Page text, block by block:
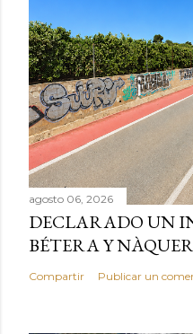
agosto 06, 2026
DECLARADO UN
BÉTERA Y
Compartir Publicar un